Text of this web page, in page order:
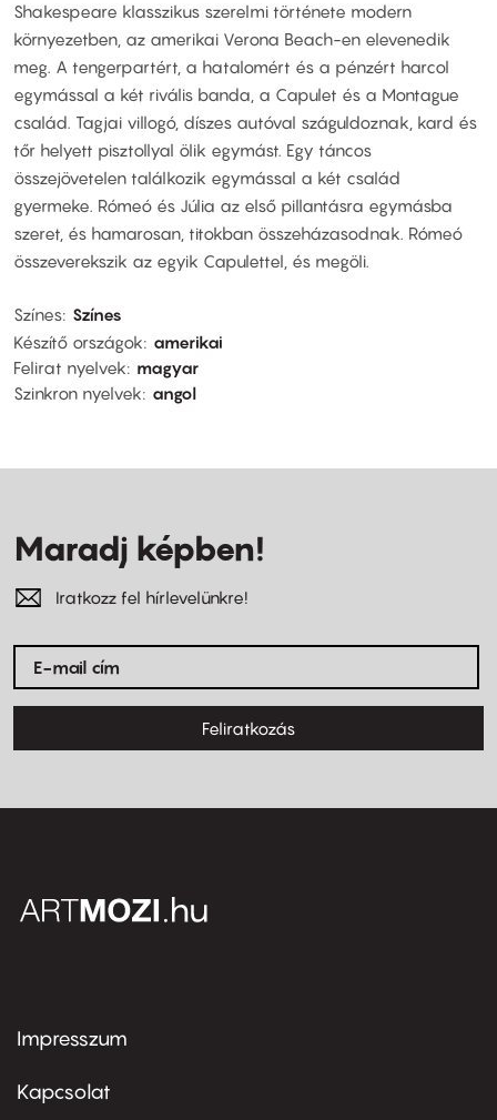
Shakespeare klasszikus szerelmi története modern
környezetben, az amerikai Verona Beach-en elevenedik
meg. A tengerpartért, a hatalomért és a pénzért harcol
egymással a két rivális banda, a Capulet és a Montague
család. Tagjai villogó, díszes autóval száguldoznak, kard és
tőr helyett pisztollyal ölik egymást. Egy táncos
összejövetelen találkozik egymással a két család
gyermeke. Rómeó és Júlia az első pillantásra egymásba
szeret, és hamarosan, titokban összeházasodnak. Rómeó
összeverekszik az egyik Capulettel, és megöli.
Színes Színes
Készítő országok
amerikai
Felirat nyelvek
magyar
Szinkron nyelvek
angol
Maradj képben!
Iratkozz fel hírlevelünkre!
Feliratkozás
Footer
first
Impresszum
Kapcsolat